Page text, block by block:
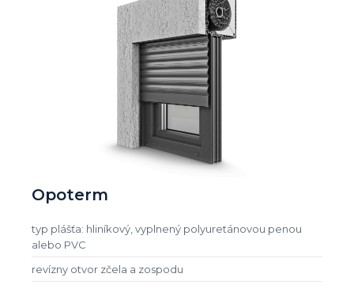
Opoterm
typ plášťa: hliníkový, vyplnený polyuretánovou penou
alebo PVC
revízny otvor zčela a zospodu